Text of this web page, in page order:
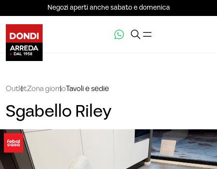
Negozi aperti anche sabato e domenica
OutletZona giornoTavoli e sedie
Sgabello Riley